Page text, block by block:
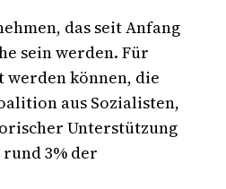
das seit Anfang
sein werden. Für
werden können, die
aus Sozialisten,
Unterstützung
3% der